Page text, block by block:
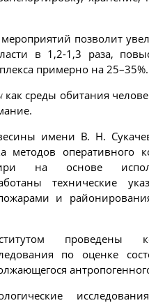
позволит
в 1,2-1,3 раза,
примерно на 25–35%.
как среды обитания
имени В. Н.
методов оперативного
на основе
технические
и
проведены
по оценке